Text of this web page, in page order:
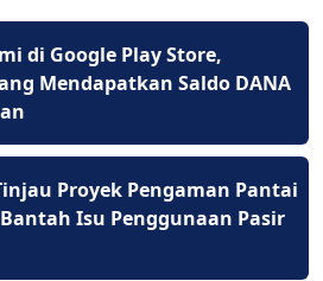
di Google Play Store,
Mendapatkan Saldo DANA
Proyek Pengaman Pantai
Isu Penggunaan Pasir